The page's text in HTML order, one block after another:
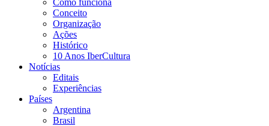
Como funciona
Conceito
Organização
Ações
Histórico
10 Anos IberCultura
Notícias
Editais
Experiências
Países
Argentina
Brasil